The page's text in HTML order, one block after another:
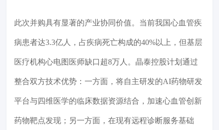
此次并购具有显著的产业协同价值。当前我国心血管疾
病患者达3.3亿人，占疾病死亡构成的40%以上，但基层
医疗机构心电图医师缺口超8万人。晶泰控股计划通过
整合双方技术优势：一方面，将自主研发的AI药物研发
平台与四维医学的临床数据资源结合，加速心血管创新
药物靶点发现；另一方面，在现有远程诊断服务基础